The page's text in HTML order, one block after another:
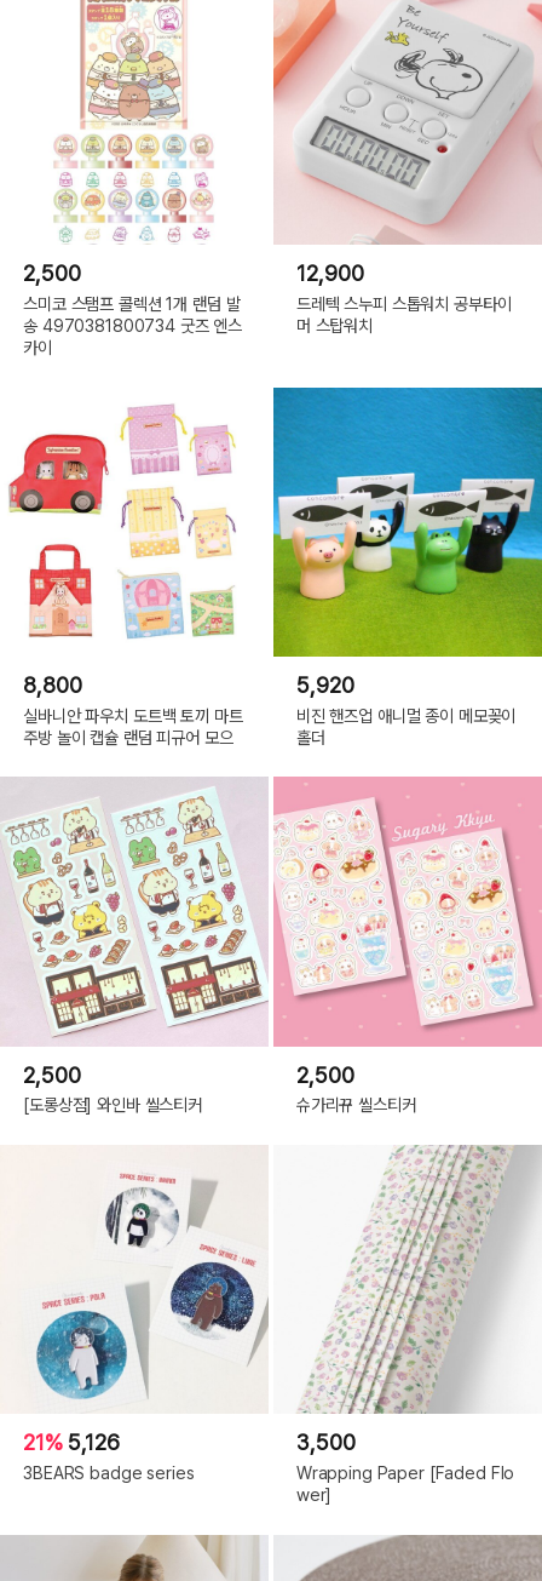
2,500
스미코 스탬프 콜렉션 1개 랜덤 발
송 4970381800734 굿즈 엔스
카이
12,900
드레텍 스누피 스톱워치 공부타이
머 스탑워치
8,800
실바니안 파우치 도트백 토끼 마트
주방 놀이 캡슐 랜덤 피규어 모으
5,920
비진 핸즈업 애니멀 종이 메모꽂이
홀더
2,500
[도롱상점] 와인바 씰스티커
2,500
슈가리뀨 씰스티커
21% 5,126
3BEARS badge series
3,500
Wrapping Paper [Faded Flo
wer]